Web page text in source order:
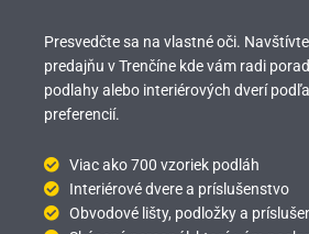
Presvedčte sa na vlastné oči.
predajňu v Trenčíne kde vám radi
podlahy alebo interiérových dverí
preferencií.
Viac ako 700 vzoriek podláh
Interiérové dvere a príslušenstvo
Obvodové lišty, podložky a